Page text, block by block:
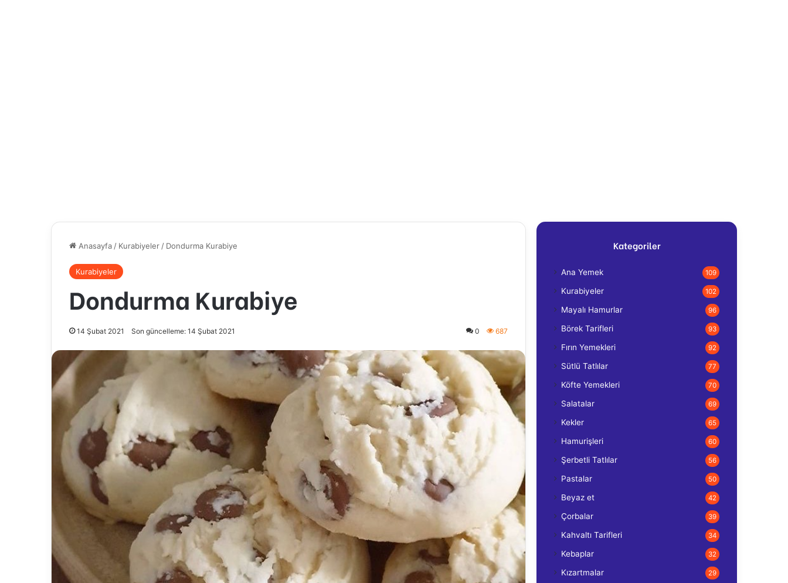
Anasayfa / Kurabiyeler / Dondurma Kurabiye
Kurabiyeler
Dondurma Kurabiye
14 Şubat 2021 Son güncelleme: 14 Şubat 2021 0 687
Kategoriler
Ana Yemek 109
Kurabiyeler 102
Mayalı Hamurlar 96
Börek Tarifleri 93
Fırın Yemekleri 92
Sütlü Tatlılar 77
Köfte Yemekleri 70
Salatalar 69
Kekler 65
Hamurişleri 60
Şerbetli Tatlılar 56
Pastalar 50
Beyaz et 42
Çorbalar 39
Kahvaltı Tarifleri 34
Kebaplar 32
Kızartmalar 29